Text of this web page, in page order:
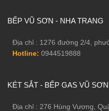
BẾP VŨ SƠN - NHA TRANG
Địa chỉ : 1276 đường 2/4,
Hotline: 0944519888
KÉT SẮT - BẾP GAS VŨ SƠN
Địa chỉ : 276 Hùng Vương,